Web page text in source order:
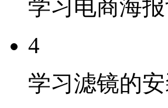
学习电商海
4
学习滤镜的